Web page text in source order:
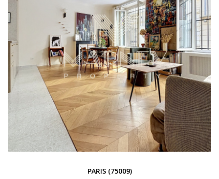
PARIS (75009)